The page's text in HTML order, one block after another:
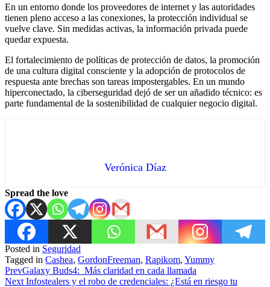
En un entorno donde los proveedores de internet y las autoridades
tienen pleno acceso a las conexiones, la protección individual se
vuelve clave. Sin medidas activas, la información privada puede
quedar expuesta.
El fortalecimiento de políticas de protección de datos, la promoción
de una cultura digital consciente y la adopción de protocolos de
respuesta ante brechas son tareas impostergables. En un mundo
hiperconectado, la ciberseguridad dejó de ser un añadido técnico: es
parte fundamental de la sostenibilidad de cualquier negocio digital.
Verónica Díaz
Spread the love
Posted in Seguridad
Tagged in Cashea, GordonFreeman, Rapikom, Yummy
PrevGalaxy Buds4: Más claridad en cada llamada
Next Infostealers y el robo de credenciales: ¿Está en riesgo tu